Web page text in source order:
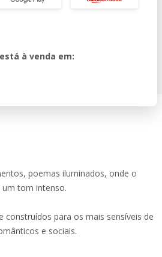
à venda em:
poemas iluminados, onde o
tom intenso.
construídos para os mais sensíveis de
e sociais.